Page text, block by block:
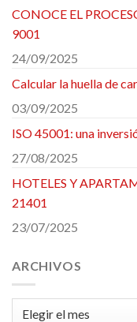
CONOCE EL
9001
24/09/2025
Calcular la huella de
03/09/2025
ISO 45001: una
27/08/2025
HOTELES Y
21401
23/07/2025
ARCHIVOS